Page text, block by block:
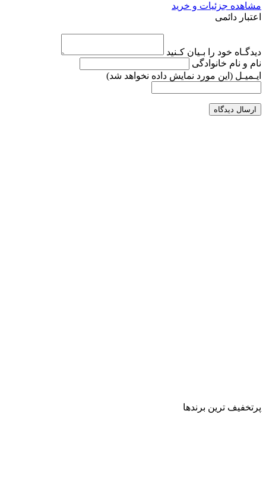
مشاهده جزئیات و خرید
اعتبار دائمی
دیدگـاه خود را بـیان کـنید
نام و نام خانوادگی
ایـمیـل (این مورد نمایش داده نخواهد شد)
ارسال دیدگاه
پرتخفیف ترین برندها